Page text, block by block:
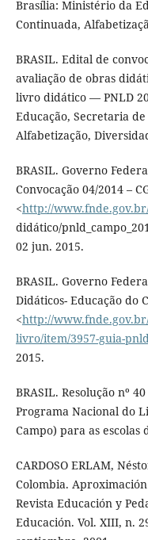
Brasília: Ministério da
Continuada,
BRASIL. Edital de
avaliação de obras
livro didático — PNLD
Educação, Secretaria
Alfabetização,
BRASIL. Governo
Convocação 04/2014 –
<http://
didático/
02 jun. 2015.
BRASIL. Governo
Didáticos- Educação do
<http://
livro/item/3957-guia-
2015.
BRASIL. Resolução nº
Programa Nacional do
Campo) para as escolas
CARDOSO ERLAM,
Colombia.
Revista Educación y
Educación. Vol. XIII, n.